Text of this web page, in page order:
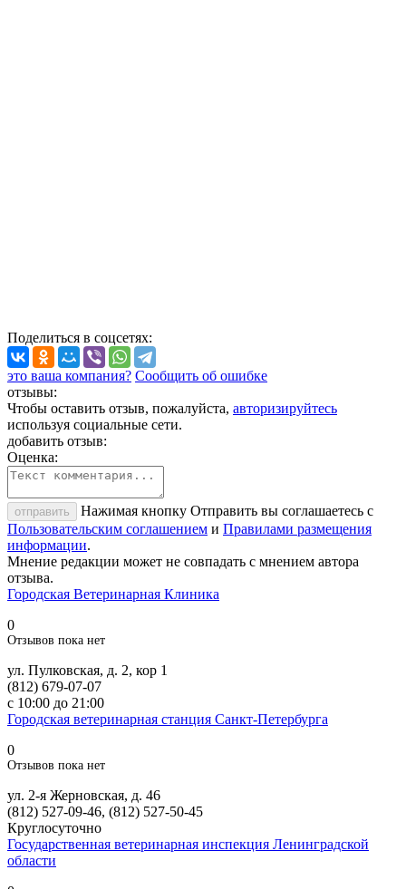
Поделиться в соцсетях:
это ваша компания? Сообщить об ошибке
отзывы:
Чтобы оставить отзыв, пожалуйста, авторизируйтесь
используя социальные сети.
добавить отзыв:
Оценка:
отправить
Нажимая кнопку Отправить вы соглашаетесь с
Пользовательским соглашением и Правилами размещения
информации.
Мнение редакции может не совпадать с мнением автора
отзыва.
Городская Ветеринарная Клиника
0
Отзывов пока нет
ул. Пулковская, д. 2, кор 1
(812) 679-07-07
с 10:00 до 21:00
Городская ветеринарная станция Санкт-Петербурга
0
Отзывов пока нет
ул. 2-я Жерновская, д. 46
(812) 527-09-46, (812) 527-50-45
Круглосуточно
Государственная ветеринарная инспекция Ленинградской
области